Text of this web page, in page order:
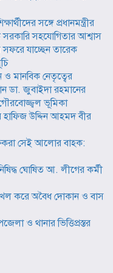
সঙ্গে প্রধানমন্ত্রীর
সহযোগিতার আশ্বাস
সফরে যাচ্ছেন তারেক
ও মানবিক নেতৃত্বের
ডা. জুবাইদা রহমানের
ভূমিকা
হাফিজ উদ্দিন আহমদ বীর
সেই আলোর বাহক:
ঘোষিত আ. লীগের কর্মী
করে অবৈধ দোকান ও বাস
ও থানার ভিত্তিপ্রস্তর